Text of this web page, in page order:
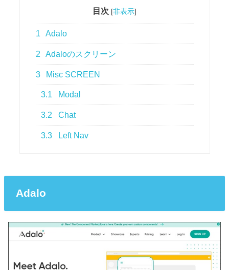
目次 [非表示]
1 Adalo
2 Adaloのスクリーン
3 Misc SCREEN
3.1 Modal
3.2 Chat
3.3 Left Nav
Adalo